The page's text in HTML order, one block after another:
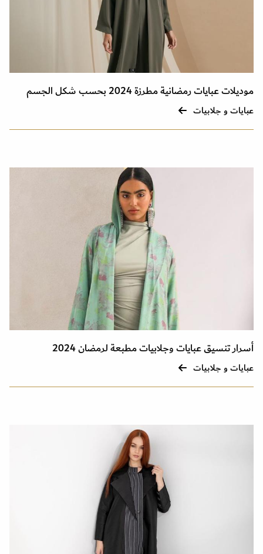
موديلات عبايات رمضانية مطرزة 2024 بحسب شكل الجسم
عبايات و جلابيات
أسرار تنسيق عبايات وجلابيات مطبعة لرمضان 2024
عبايات و جلابيات